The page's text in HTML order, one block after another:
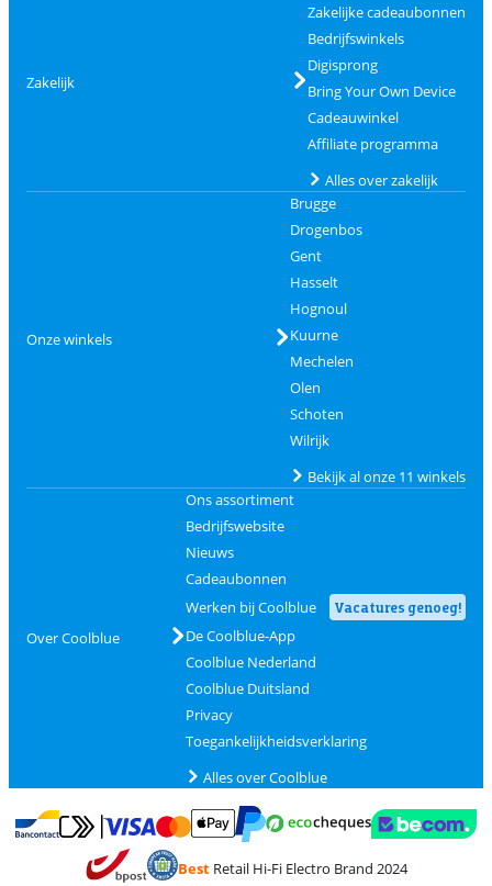
Zakelijk
Zakelijke cadeaubonnen
Bedrijfswinkels
Digisprong
Bring Your Own Device
Cadeauwinkel
Affiliate programma
Alles over zakelijk
Onze winkels
Brugge
Drogenbos
Gent
Hasselt
Hognoul
Kuurne
Mechelen
Olen
Schoten
Wilrijk
Bekijk al onze 11 winkels
Over Coolblue
Ons assortiment
Bedrijfswebsite
Nieuws
Cadeaubonnen
Werken bij Coolblue
Vacatures genoeg!
De Coolblue-App
Coolblue Nederland
Coolblue Duitsland
Privacy
Toegankelijkheidsverklaring
Alles over Coolblue
Betalen met Bancontact
Betalen met MasterCard en Visa via ClickToPay
BestRetail Hi-Fi Electro Brand 2024